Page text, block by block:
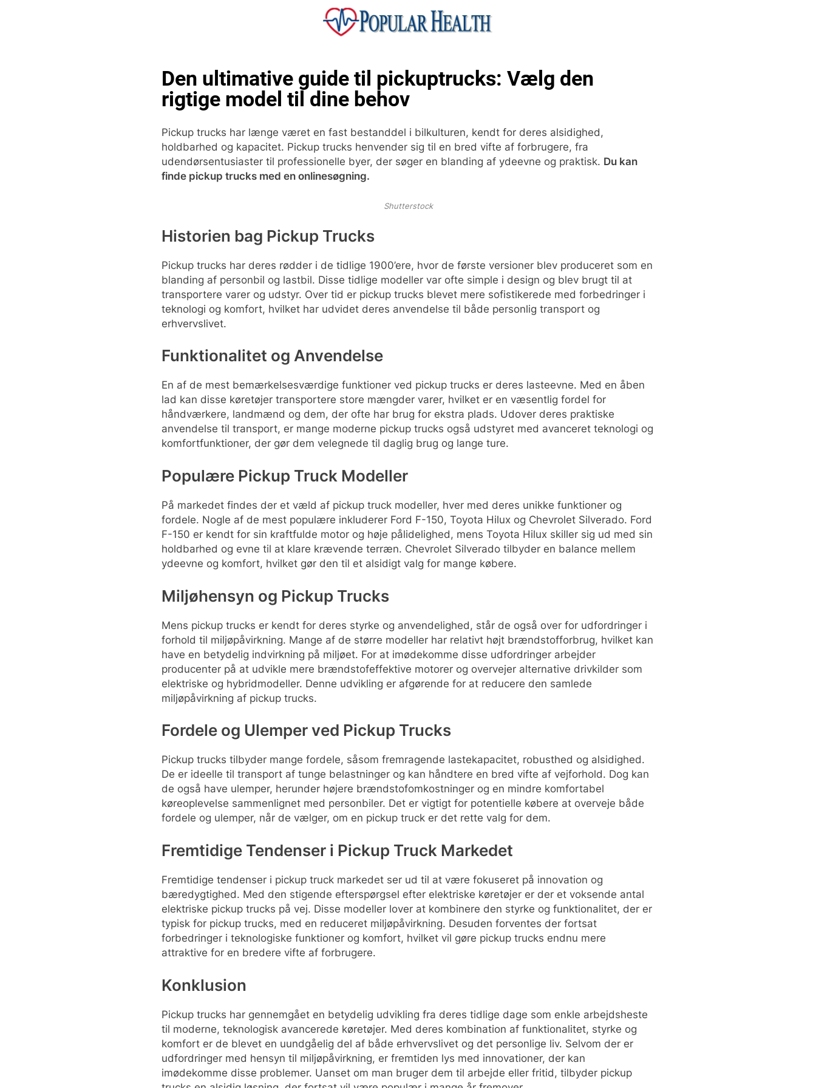
Den ultimative guide til pickuptrucks: Vælg den
rigtige model til dine behov
Pickup trucks har længe været en fast bestanddel i bilkulturen, kendt for deres alsidighed,
holdbarhed og kapacitet. Pickup trucks henvender sig til en bred vifte af forbrugere, fra
udendørsentusiaster til professionelle byer, der søger en blanding af ydeevne og praktisk. Du kan
finde pickup trucks med en onlinesøgning.
Shutterstock
Historien bag Pickup Trucks
Pickup trucks har deres rødder i de tidlige 1900’ere, hvor de første versioner blev produceret som en
blanding af personbil og lastbil. Disse tidlige modeller var ofte simple i design og blev brugt til at
transportere varer og udstyr. Over tid er pickup trucks blevet mere sofistikerede med forbedringer i
teknologi og komfort, hvilket har udvidet deres anvendelse til både personlig transport og
erhvervslivet.
Funktionalitet og Anvendelse
En af de mest bemærkelsesværdige funktioner ved pickup trucks er deres lasteevne. Med en åben
lad kan disse køretøjer transportere store mængder varer, hvilket er en væsentlig fordel for
håndværkere, landmænd og dem, der ofte har brug for ekstra plads. Udover deres praktiske
anvendelse til transport, er mange moderne pickup trucks også udstyret med avanceret teknologi og
komfortfunktioner, der gør dem velegnede til daglig brug og lange ture.
Populære Pickup Truck Modeller
På markedet findes der et væld af pickup truck modeller, hver med deres unikke funktioner og
fordele. Nogle af de mest populære inkluderer Ford F-150, Toyota Hilux og Chevrolet Silverado. Ford
F-150 er kendt for sin kraftfulde motor og høje pålidelighed, mens Toyota Hilux skiller sig ud med sin
holdbarhed og evne til at klare krævende terræn. Chevrolet Silverado tilbyder en balance mellem
ydeevne og komfort, hvilket gør den til et alsidigt valg for mange købere.
Miljøhensyn og Pickup Trucks
Mens pickup trucks er kendt for deres styrke og anvendelighed, står de også over for udfordringer i
forhold til miljøpåvirkning. Mange af de større modeller har relativt højt brændstofforbrug, hvilket kan
have en betydelig indvirkning på miljøet. For at imødekomme disse udfordringer arbejder
producenter på at udvikle mere brændstofeffektive motorer og overvejer alternative drivkilder som
elektriske og hybridmodeller. Denne udvikling er afgørende for at reducere den samlede
miljøpåvirkning af pickup trucks.
Fordele og Ulemper ved Pickup Trucks
Pickup trucks tilbyder mange fordele, såsom fremragende lastekapacitet, robusthed og alsidighed.
De er ideelle til transport af tunge belastninger og kan håndtere en bred vifte af vejforhold. Dog kan
de også have ulemper, herunder højere brændstofomkostninger og en mindre komfortabel
køreoplevelse sammenlignet med personbiler. Det er vigtigt for potentielle købere at overveje både
fordele og ulemper, når de vælger, om en pickup truck er det rette valg for dem.
Fremtidige Tendenser i Pickup Truck Markedet
Fremtidige tendenser i pickup truck markedet ser ud til at være fokuseret på innovation og
bæredygtighed. Med den stigende efterspørgsel efter elektriske køretøjer er der et voksende antal
elektriske pickup trucks på vej. Disse modeller lover at kombinere den styrke og funktionalitet, der er
typisk for pickup trucks, med en reduceret miljøpåvirkning. Desuden forventes der fortsat
forbedringer i teknologiske funktioner og komfort, hvilket vil gøre pickup trucks endnu mere
attraktive for en bredere vifte af forbrugere.
Konklusion
Pickup trucks har gennemgået en betydelig udvikling fra deres tidlige dage som enkle arbejdsheste
til moderne, teknologisk avancerede køretøjer. Med deres kombination af funktionalitet, styrke og
komfort er de blevet en uundgåelig del af både erhvervslivet og det personlige liv. Selvom der er
udfordringer med hensyn til miljøpåvirkning, er fremtiden lys med innovationer, der kan
imødekomme disse problemer. Uanset om man bruger dem til arbejde eller fritid, tilbyder pickup